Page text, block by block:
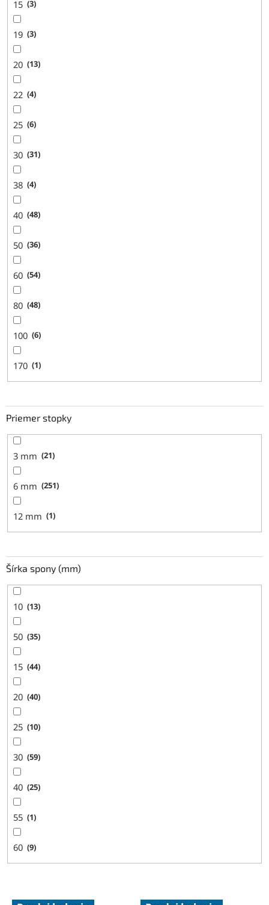
15 3
19 3
20 13
22 4
25 6
30 31
38 4
40 48
50 36
60 54
80 48
100 6
170 1
Priemer stopky
3 mm 21
6 mm 251
12 mm 1
Šírka spony (mm)
10 13
50 35
15 44
20 40
25 10
30 59
40 25
55 1
60 9
V